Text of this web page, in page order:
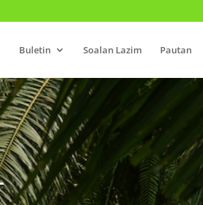
Buletin Soalan Lazim Pautan